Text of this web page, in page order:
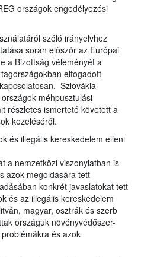
országok engedélyezési
szóló irányelvhez
során először az Európai
a Bizottság véleményét a
elfogadott
Szlovákia
méhpusztulási
részletes ismertető követett a
kezeléséről.
és illegális kereskedelem elleni
a nemzetközi viszonylatban is
azok megoldására tett
konkrét javaslatokat tett
és az illegális kereskedelem
magyar, osztrák és szerb
országuk növényvédőszer-
és azok